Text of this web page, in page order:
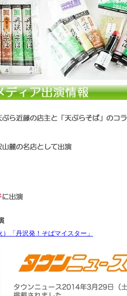
「丹沢発！そばマイスター」